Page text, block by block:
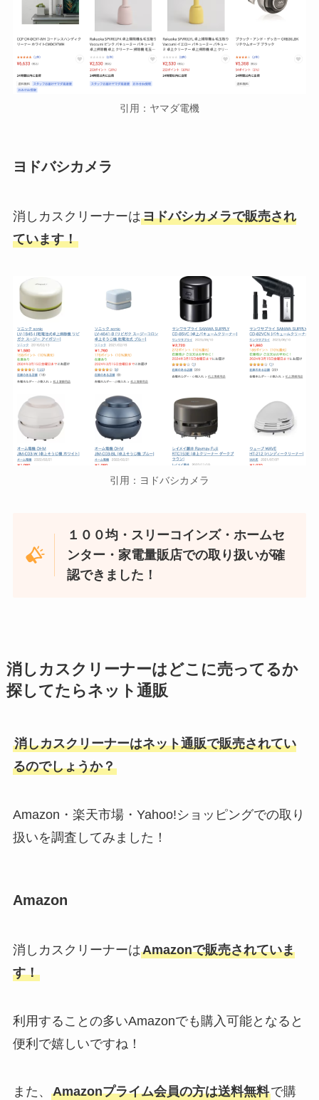
引用：ヤマダ電機
ヨドバシカメラ
消しカスクリーナーはヨドバシカメラで販売され
ています！
引用：ヨドバシカメラ
１００均・スリーコインズ・ホームセ
ンター・家電量販店での取り扱いが確
認できました！
消しカスクリーナーはどこに売ってるか
探してたらネット通販
消しカスクリーナーはネット通販で販売されてい
るのでしょうか？
Amazon・楽天市場・Yahoo!ショッピングでの取り
扱いを調査してみました！
Amazon
消しカスクリーナーはAmazonで販売されていま
す！
利用することの多いAmazonでも購入可能となると
便利で嬉しいですね！
また、 Amazonプライム会員の方は送料無料で購